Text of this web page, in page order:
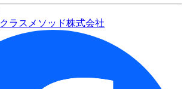
クラスメソッド株式会社